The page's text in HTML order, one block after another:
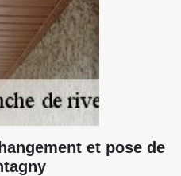
et pose de